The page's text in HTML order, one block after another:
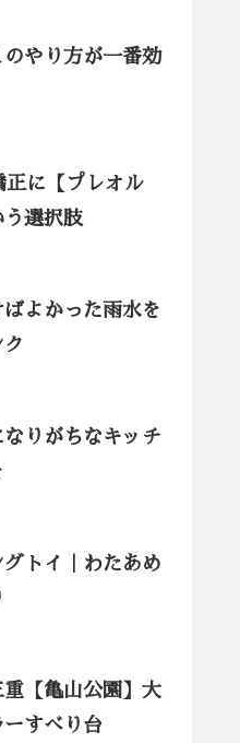
やり方が一番効
正に【プレオル
う選択肢
よかった雨水を
りがちなキッチ
トイ｜わたあめ
【亀山公園】大
すべり台